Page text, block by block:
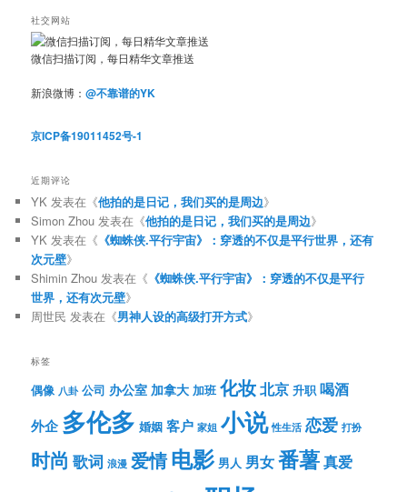
社交网站
微信扫描订阅，每日精华文章推送
新浪微博：@不靠谱的YK
京ICP备19011452号-1
近期评论
YK 发表在《他拍的是日记，我们买的是周边》
Simon Zhou 发表在《他拍的是日记，我们买的是周边》
YK 发表在《 《蜘蛛侠.平行宇宙》：穿透的不仅是平行世界，还有
次元壁》
Shimin Zhou 发表在《 《蜘蛛侠.平行宇宙》：穿透的不仅是平行
世界，还有次元壁》
周世民 发表在《男神人设的高级打开方式》
标签
偶像 八卦 公司 办公室 加拿大 加班 化妆北京 升职 喝酒
外企 多伦多 婚姻 客户 家姐 小说 性生活 恋爱 打扮
时尚 歌词 浪漫 爱情电影 男人 男女番薯真爱